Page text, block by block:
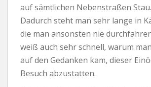
auf sämtlichen Nebenstraßen
Dadurch steht man sehr lange in
die man ansonsten nie
weiß auch sehr schnell, warum
auf den Gedanken kam, dieser
Besuch abzustatten.